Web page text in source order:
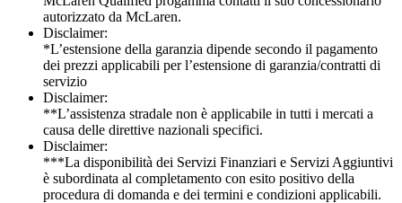
autorizzato da McLaren.
Disclaimer:
*L’estensione della garanzia dipende secondo il pagamento
dei prezzi applicabili per l’estensione di garanzia/contratti di
servizio
Disclaimer:
**L’assistenza stradale non è applicabile in tutti i mercati a
causa delle direttive nazionali specifici.
Disclaimer:
***La disponibilità dei Servizi Finanziari e Servizi Aggiuntivi
è subordinata al completamento con esito positivo della
procedura di domanda e dei termini e condizioni applicabili.